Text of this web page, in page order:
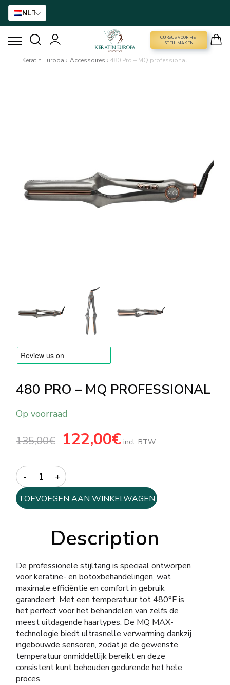
NL
CURSUS VOOR HET
STEIL MAKEN
CURSUS VOOR HET STEIL MAKEN
NANO GOLD
Veelgestelde vragen
Beoordelingen
Keratin Europa › Accessoires › 480 Pro – MQ professional
480 PRO – MQ PROFESSIONAL
Op voorraad
135,00€
Oorspronkelijke
prijs
122,00€Huidige
prijs
incl. BTW
Quantity
TOEVOEGEN AAN WINKELWAGEN
Description
De professionele stijltang is speciaal ontworpen
voor keratine- en botoxbehandelingen, wat
maximale efficiëntie en comfort in gebruik
garandeert. Met een temperatuur tot 480°F is
het perfect voor het behandelen van zelfs de
meest uitdagende haartypes. De MQ MAX-
technologie biedt ultrasnelle verwarming dankzij
ingebouwde sensoren, zodat je de gewenste
temperatuur onmiddellijk bereikt en deze
consistent kunt behouden gedurende het hele
proces.